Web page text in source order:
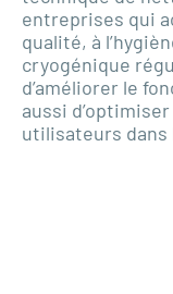
entreprises qui
qualité, à
cryogénique
d’améliorer le
aussi
utilisateurs dans